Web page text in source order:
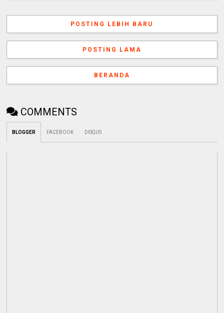
POSTING LEBIH BARU
POSTING LAMA
BERANDA
COMMENTS
BLOGGER FACEBOOK DISQUS